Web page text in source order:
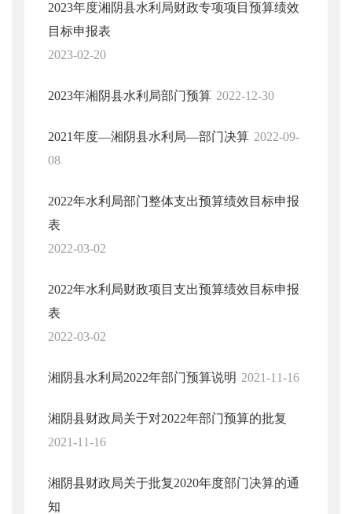
2023年度湘阴县水利局财政专项项目预算绩效
目标申报表
2023-02-20
2023年湘阴县水利局部门预算 2022-12-30
2021年度—湘阴县水利局—部门决算 2022-09-
08
2022年水利局部门整体支出预算绩效目标申报
表
2022-03-02
2022年水利局财政项目支出预算绩效目标申报
表
2022-03-02
湘阴县水利局2022年部门预算说明 2021-11-16
湘阴县财政局关于对2022年部门预算的批复
2021-11-16
湘阴县财政局关于批复2020年度部门决算的通
知